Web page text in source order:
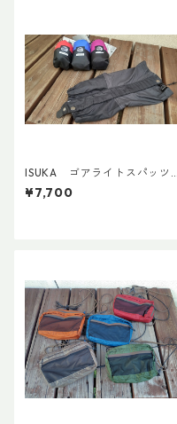
ISUKA ゴアライトスパッツカ
スタム BASE
¥7,700